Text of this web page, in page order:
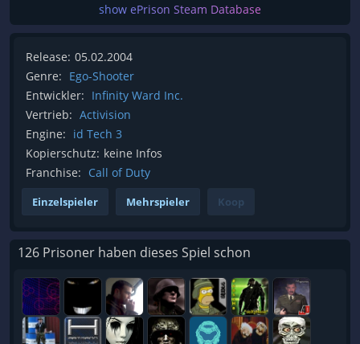
show ePrison Steam Database
Release: 05.02.2004
Genre: Ego-Shooter
Entwickler: Infinity Ward Inc.
Vertrieb: Activision
Engine: id Tech 3
Kopierschutz: keine Infos
Franchise: Call of Duty
Einzelspieler Mehrspieler Koop
126 Prisoner haben dieses Spiel schon